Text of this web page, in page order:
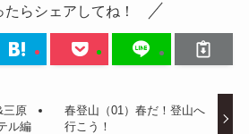
たらシェアしてね！
三原
ル編
春登山（01）春だ！登山へ
行こう！